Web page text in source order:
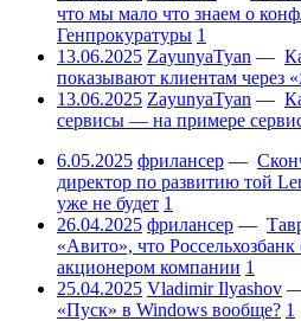
что мы мало что знаем о
Генпрокуратуры 1
13.06.2025 ZayunyaTyan —
показывают клиентам через
13.06.2025 ZayunyaTyan —
сервисы — на примере
6.05.2025 фрилансер —
директор по развитию той
уже не будет 1
26.04.2025 фрилансер —
«Авито», что
акционером компании 1
25.04.2025 Vladimir Ilyashov
«Пуск» в Windows вообще? 1